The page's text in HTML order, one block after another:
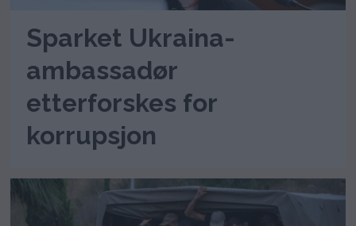
Sparket Ukraina-
ambassadør
etterforskes for
korrupsjon